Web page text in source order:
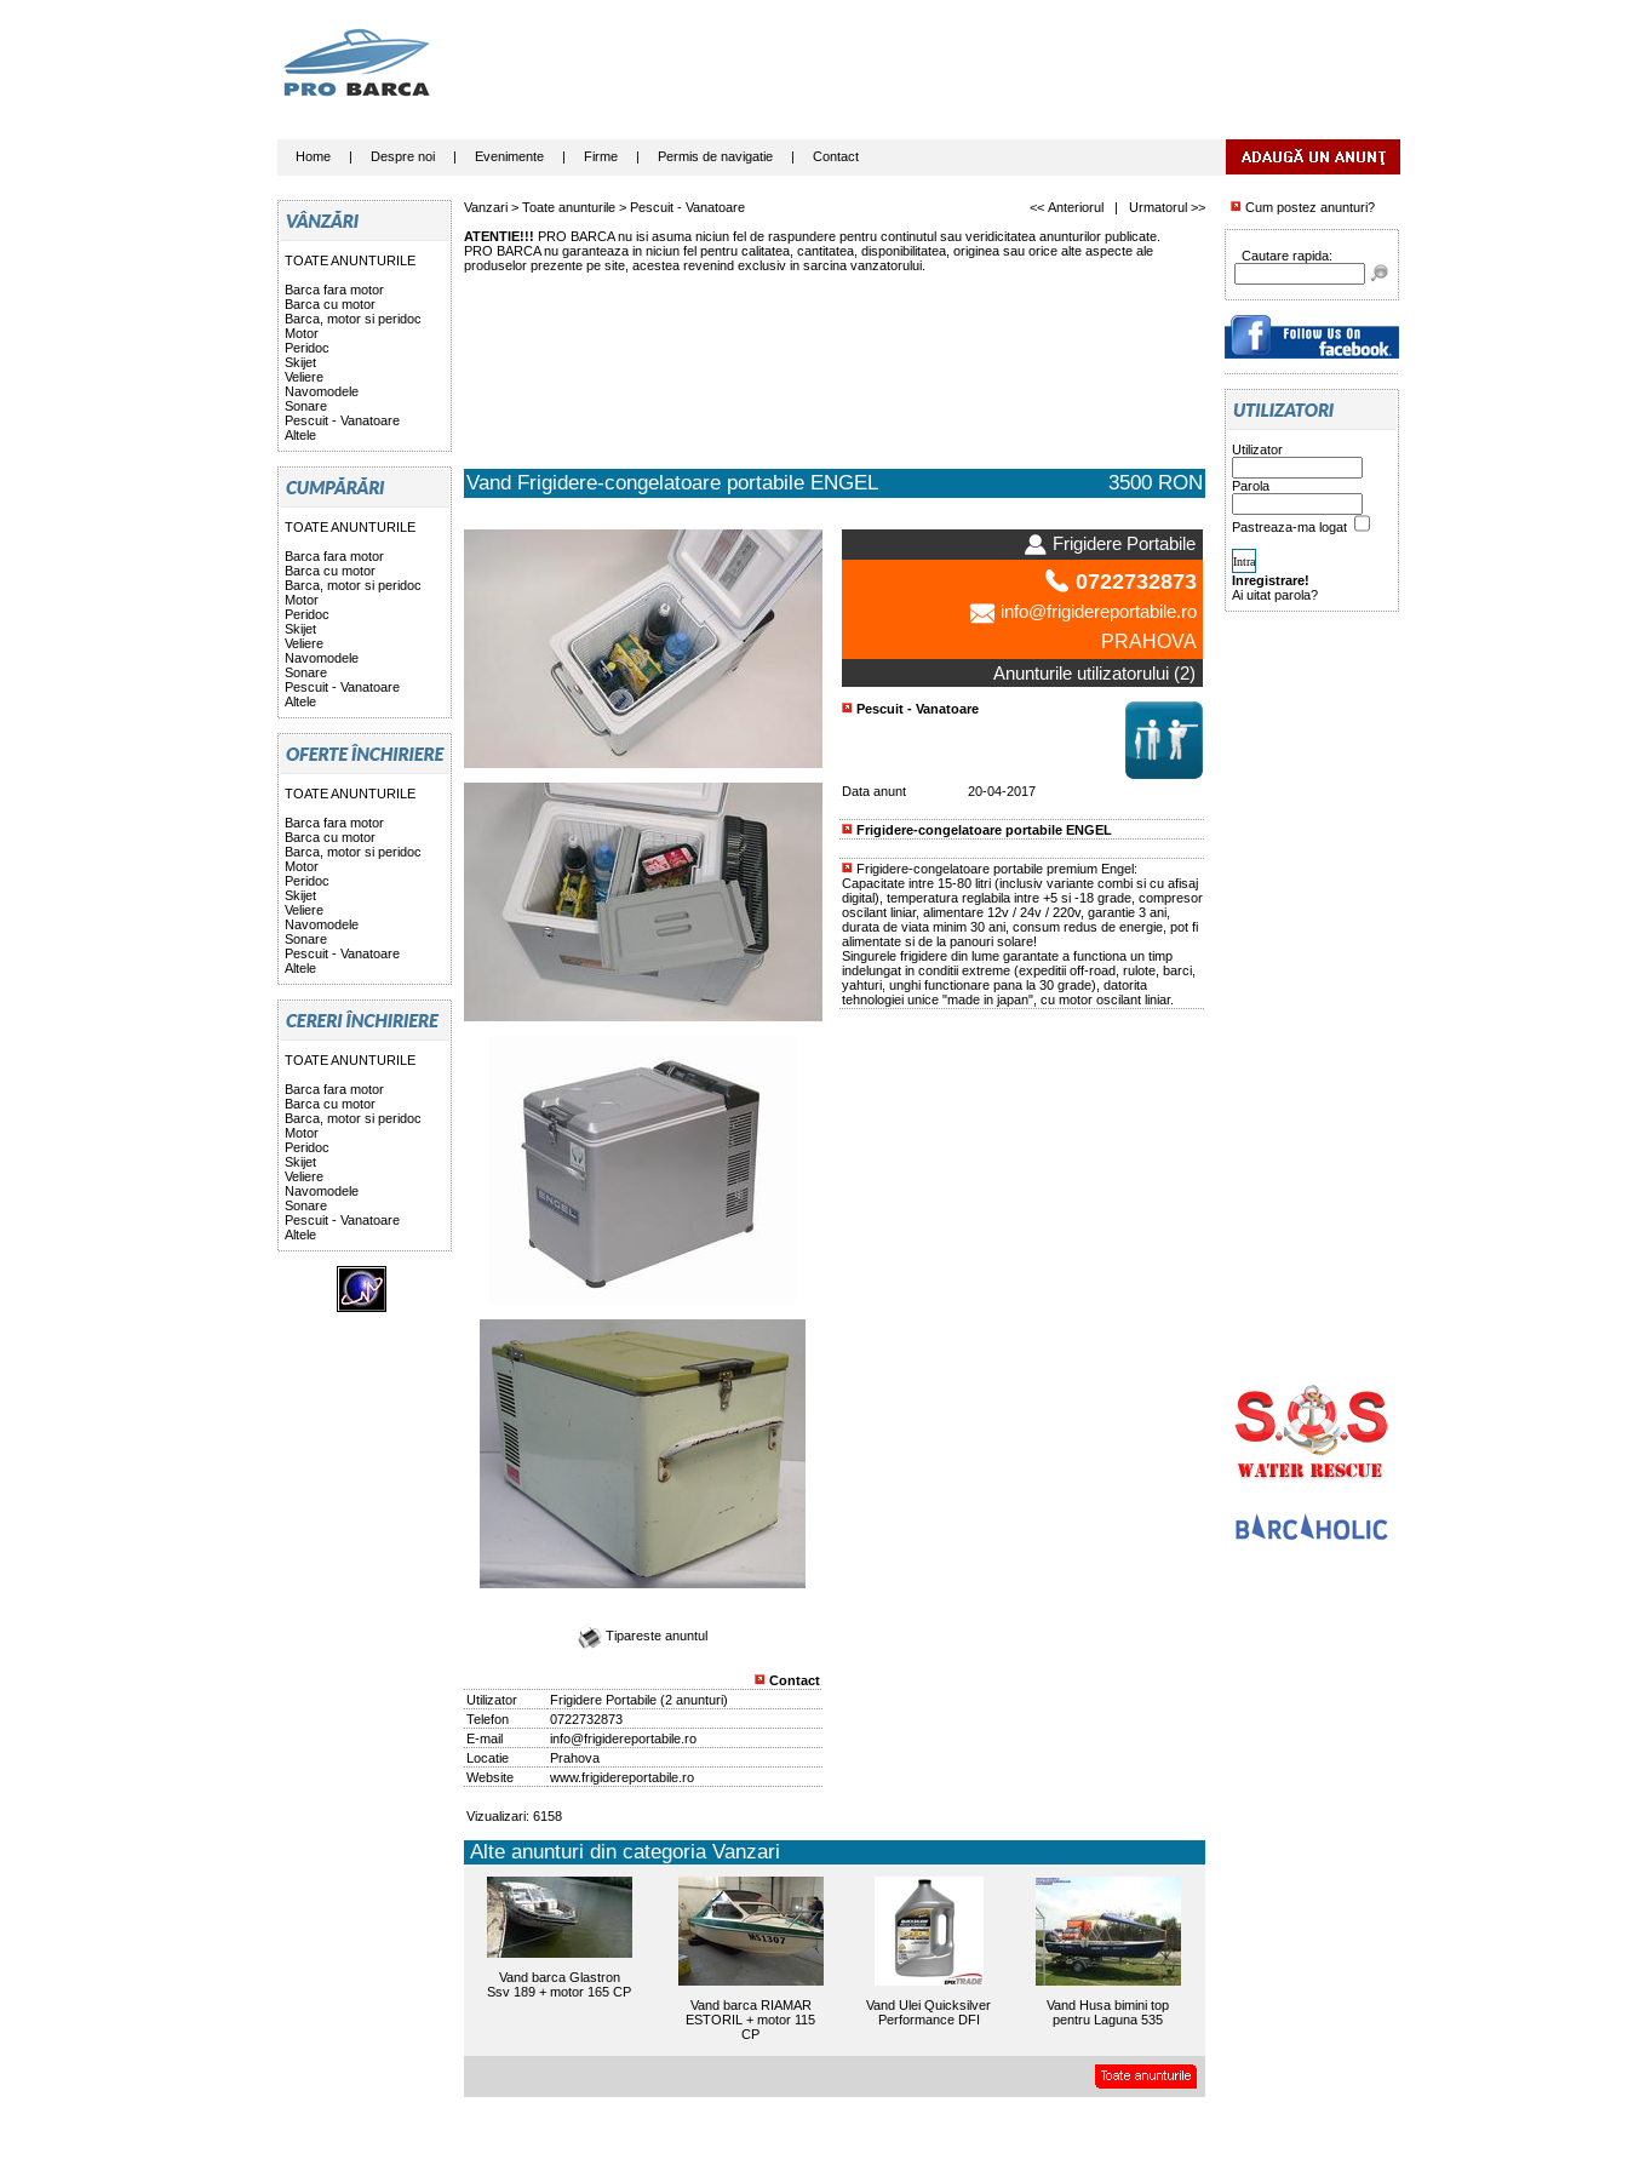
Home| Despre noi| Evenimente| Firme| Permis de navigatie| Contact
TOATE ANUNTURILE
Barca fara motor
Barca cu motor
Barca, motor si peridoc
Motor
Peridoc
Skijet
Veliere
Navomodele
Sonare
Pescuit - Vanatoare
Altele
TOATE ANUNTURILE
Barca fara motor
Barca cu motor
Barca, motor si peridoc
Motor
Peridoc
Skijet
Veliere
Navomodele
Sonare
Pescuit - Vanatoare
Altele
TOATE ANUNTURILE
Barca fara motor
Barca cu motor
Barca, motor si peridoc
Motor
Peridoc
Skijet
Veliere
Navomodele
Sonare
Pescuit - Vanatoare
Altele
TOATE ANUNTURILE
Barca fara motor
Barca cu motor
Barca, motor si peridoc
Motor
Peridoc
Skijet
Veliere
Navomodele
Sonare
Pescuit - Vanatoare
Altele
Vanzari > Toate anunturile> Pescuit - Vanatoare << Anteriorul| Urmatorul >>
ATENTIE!!! PRO BARCA nu isi asuma niciun fel de raspundere pentru continutul sau veridicitatea anunturilor publicate.
PRO BARCA nu garanteaza in niciun fel pentru calitatea, cantitatea, disponibilitatea, originea sau orice alte aspecte ale
produselor prezente pe site, acestea revenind exclusiv in sarcina vanzatorului.
Vand Frigidere-congelatoare portabile ENGEL 3500 RON
Tipareste anuntul
Contact
Utilizator
Frigidere Portabile(2 anunturi)
Telefon
0722732873
E-mail
info@frigidereportabile.ro
Locatie
Prahova
Website
www.frigidereportabile.ro
Vizualizari: 6158
Frigidere Portabile
0722732873
info@frigidereportabile.ro
PRAHOVA
Anunturile utilizatorului (2)
Pescuit - Vanatoare
Data anunt 20-04-2017
Frigidere-congelatoare portabile ENGEL
Frigidere-congelatoare portabile premium Engel:
Capacitate intre 15-80 litri (inclusiv variante combi si cu afisaj
digital), temperatura reglabila intre +5 si -18 grade, compresor
oscilant liniar, alimentare 12v / 24v / 220v, garantie 3 ani,
durata de viata minim 30 ani, consum redus de energie, pot fi
alimentate si de la panouri solare!
Singurele frigidere din lume garantate a functiona un timp
indelungat in conditii extreme (expeditii off-road, rulote, barci,
yahturi, unghi functionare pana la 30 grade), datorita
tehnologiei unice "made in japan", cu motor oscilant liniar.
Alte anunturi din categoria Vanzari
Vand barca Glastron
Ssv 189 + motor 165 CP
Vand barca RIAMAR
ESTORIL + motor 115
CP
Vand Ulei Quicksilver
Performance DFI
Vand Husa bimini top
pentru Laguna 535
Cum postez anunturi?
Cautare rapida:
Utilizator
Parola
Pastreaza-ma logat
Inregistrare!
Ai uitat parola?